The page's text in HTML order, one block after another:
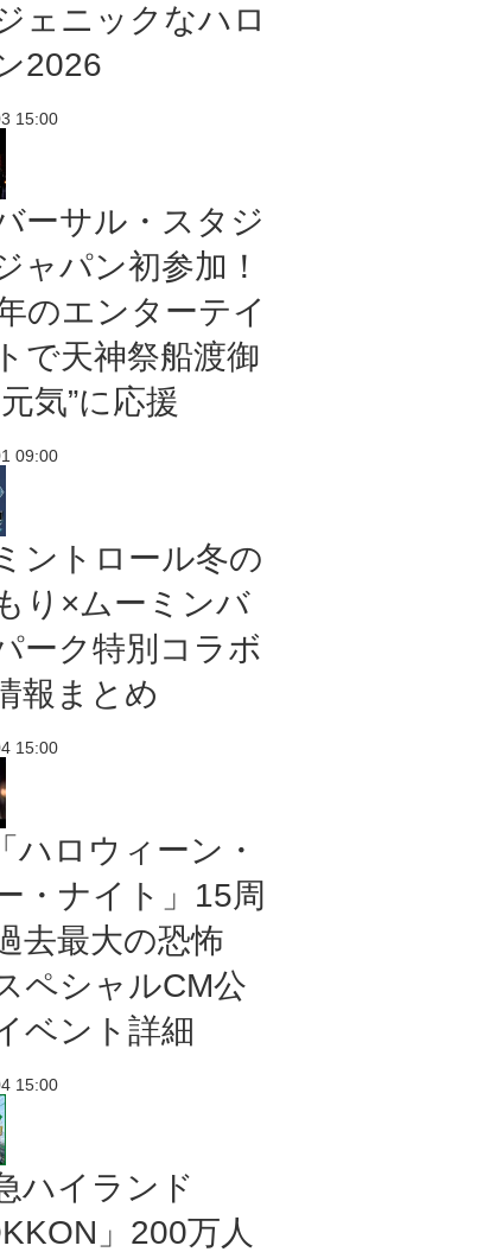
ェニックなハロ
2026
15:00
ーサル・スタジ
ャパン初参加！
のエンターテイ
で天神祭船渡御
気”に応援
09:00
ントロール冬の
り×ムーミンバ
ーク特別コラボ
報まとめ
15:00
ハロウィーン・
・ナイト」15周
去最大の恐怖
ペシャルCM公
ベント詳細
15:00
ハイランド
」200万人